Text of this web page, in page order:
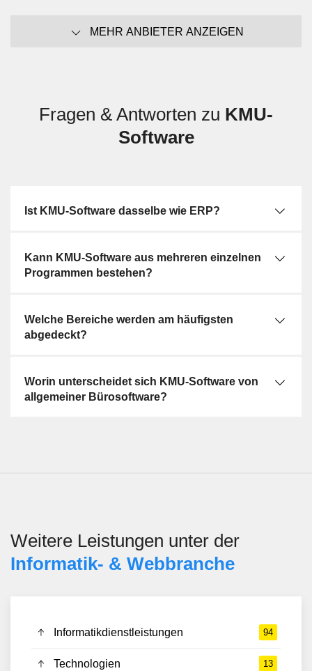
MEHR ANBIETER ANZEIGEN
Fragen & Antworten zu KMU-
Software
Ist KMU-Software dasselbe wie ERP?
Kann KMU-Software aus mehreren einzelnen
Programmen bestehen?
Welche Bereiche werden am häufigsten
abgedeckt?
Worin unterscheidet sich KMU-Software von
allgemeiner Bürosoftware?
Weitere Leistungen unter der
Informatik- & Web­branche
Informatikdienstleistungen 94
Technologien 13